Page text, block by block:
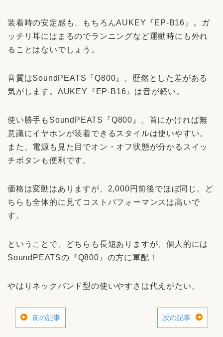
装着時の安定感も、もちろんAUKEY『EP-B16』。ガ
ッチリ耳にはまるのでランニングなど運動時にも外れ
ることはないでしょう。
音質はSoundPEATS『Q800』。歴然とした差がある
気がします。AUKEY『EP-B16』は音が軽い。
使い勝手もSoundPEATS『Q800』。首にかければ無
意識にイヤホンが装着できるスタイルは使いやすい。
また、電源も見た目でオン・オフ状態が分かるスイッ
チボタンも便利です。
価格は変動はありますが、2,000円前後でほぼ同じ。ど
ちらも全体的に見てコストパフォーマンスは高いで
す。
ということで、どちらも長短ありますが、個人的には
SoundPEATSの『Q800』の方に軍配！
やはりネックバンド型の使いやすさは代えがたい。
前の記事 次の記事